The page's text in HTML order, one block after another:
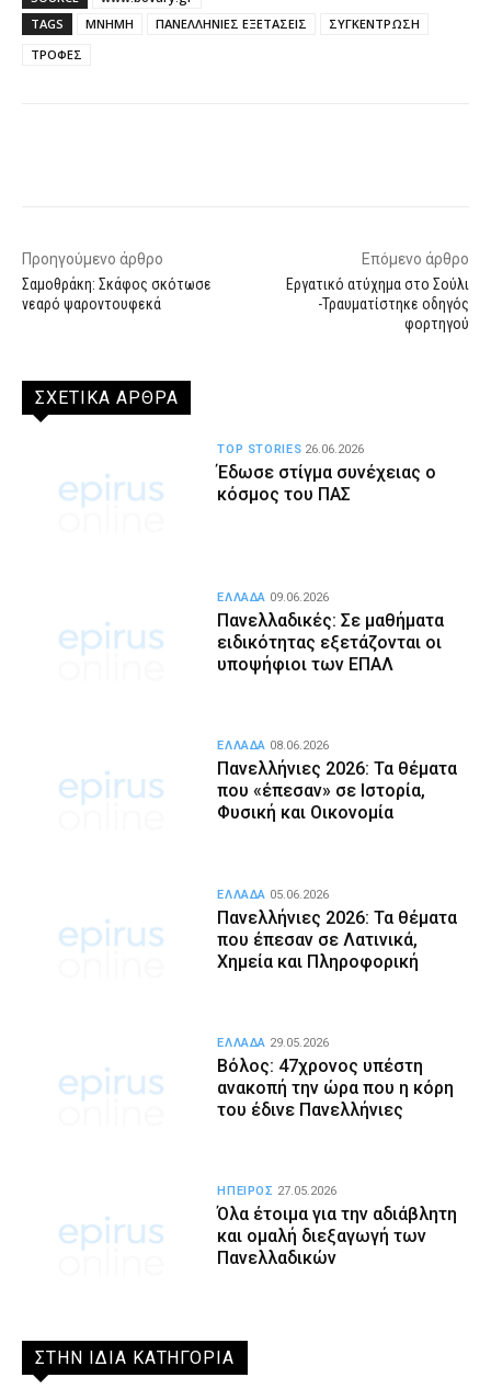
TAGS
ΜΝΗΜΗ ΠΑΝΕΛΛΗΝΙΕΣ ΕΞΕΤΑΣΕΙΣ
ΣΥΓΚΕΝΤΡΩΣΗ
ΤΡΟΦΕΣ
Προηγούμενο άρθρο
Σαμοθράκη: Σκάφος σκότωσε
νεαρό ψαροντουφεκά
Επόμενο άρθρο
Εργατικό ατύχημα στο Σούλι
-Τραυματίστηκε οδηγός
φορτηγού
ΣΧΕΤΙΚΑ ΑΡΘΡΑ
Έδωσε στίγμα συνέχειας ο
κόσμος του ΠΑΣ
TOP STORIES 26.06.2026
Πανελλαδικές: Σε μαθήματα
ειδικότητας εξετάζονται οι
υποψήφιοι των ΕΠΑΛ
ΕΛΛΑΔΑ 09.06.2026
Πανελλήνιες 2026: Τα θέματα
που «έπεσαν» σε Ιστορία,
Φυσική και Οικονομία
ΕΛΛΑΔΑ 08.06.2026
Πανελλήνιες 2026: Τα θέματα
που έπεσαν σε Λατινικά,
Χημεία και Πληροφορική
ΕΛΛΑΔΑ 05.06.2026
Βόλος: 47χρονος υπέστη
ανακοπή την ώρα που η κόρη
του έδινε Πανελλήνιες
ΕΛΛΑΔΑ 29.05.2026
Όλα έτοιμα για την αδιάβλητη
και ομαλή διεξαγωγή των
Πανελλαδικών
ΗΠΕΙΡΟΣ 27.05.2026
ΣΤΗΝ ΙΔΙΑ ΚΑΤΗΓΟΡΙΑ